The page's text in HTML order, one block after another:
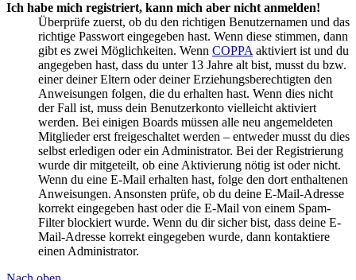
Ich habe mich registriert, kann mich aber nicht anmelden!
Überprüfe zuerst, ob du den richtigen Benutzernamen und das
richtige Passwort eingegeben hast. Wenn diese stimmen, dann
gibt es zwei Möglichkeiten. Wenn COPPA aktiviert ist und du
angegeben hast, dass du unter 13 Jahre alt bist, musst du bzw.
einer deiner Eltern oder deiner Erziehungsberechtigten den
Anweisungen folgen, die du erhalten hast. Wenn dies nicht
der Fall ist, muss dein Benutzerkonto vielleicht aktiviert
werden. Bei einigen Boards müssen alle neu angemeldeten
Mitglieder erst freigeschaltet werden – entweder musst du dies
selbst erledigen oder ein Administrator. Bei der Registrierung
wurde dir mitgeteilt, ob eine Aktivierung nötig ist oder nicht.
Wenn du eine E-Mail erhalten hast, folge den dort enthaltenen
Anweisungen. Ansonsten prüfe, ob du deine E-Mail-Adresse
korrekt eingegeben hast oder die E-Mail von einem Spam-
Filter blockiert wurde. Wenn du dir sicher bist, dass deine E-
Mail-Adresse korrekt eingegeben wurde, dann kontaktiere
einen Administrator.